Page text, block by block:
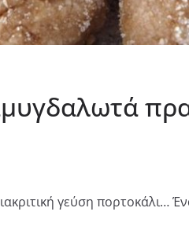
γεύση πορτοκάλι…